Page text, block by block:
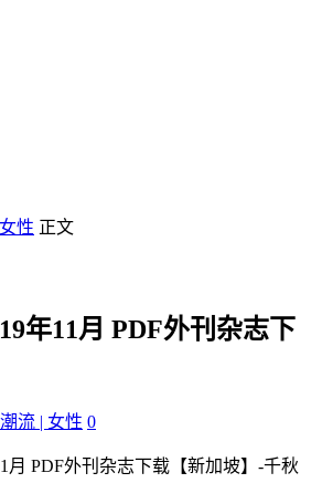
性 正文
年11月 PDF外刊杂志下
流 | 女性 0